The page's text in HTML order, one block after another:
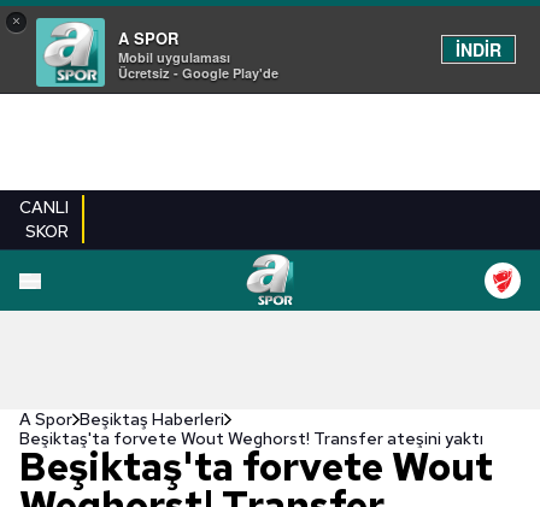
×
A SPOR
Mobil uygulaması
Ücretsiz - Google Play'de
İNDİR
CANLI
SKOR
A Spor Beşiktaş Haberleri
Beşiktaş'ta forvete Wout Weghorst! Transfer ateşini yaktı
Beşiktaş'ta forvete Wout